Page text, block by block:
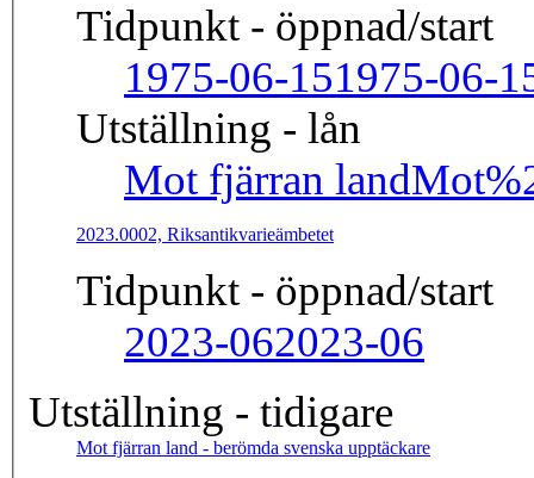
Tidpunkt - öppnad/start
1975-06-151975-06-
Utställning - lån
Mot fjärran land
2023.0002, Riksantikvarieämbetet
Tidpunkt - öppnad/start
2023-062023-06
Utställning - tidigare
Mot fjärran land - berömda svenska upptäckare